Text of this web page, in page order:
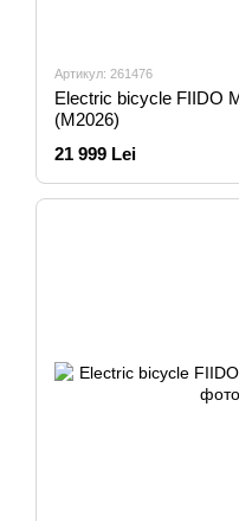
Артикул: 261476
Electric bicycle FIIDO
(M2026)
21 999 Lei